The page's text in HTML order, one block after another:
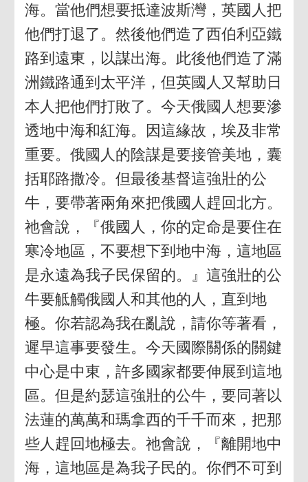
海。當他們想要抵達波斯灣，英國人把
他們打退了。然後他們造了西伯利亞鐵
路到遠東，以謀出海。此後他們造了滿
洲鐵路通到太平洋，但英國人又幫助日
本人把他們打敗了。今天俄國人想要滲
透地中海和紅海。因這緣故，埃及非常
重要。俄國人的陰謀是要接管美地，囊
括耶路撒冷。但最後基督這強壯的公
牛，要帶著兩角來把俄國人趕回北方。
祂會說，『俄國人，你的定命是要住在
寒冷地區，不要想下到地中海，這地區
是永遠為我子民保留的。』這強壯的公
牛要觝觸俄國人和其他的人，直到地
極。你若認為我在亂說，請你等著看，
遲早這事要發生。今天國際關係的關鍵
中心是中東，許多國家都要伸展到這地
區。但是約瑟這強壯的公牛，要同著以
法蓮的萬萬和瑪拿西的千千而來，把那
些人趕回地極去。祂會說，『離開地中
海，這地區是為我子民的。你們不可到